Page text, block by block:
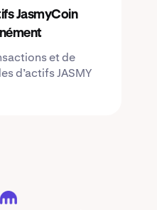
JasmyCoin
et de
d’actifs JASMY